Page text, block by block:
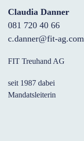
Claudia Danner
081 720 40 66
c.danner@fit-ag.com
FIT Treuhand AG
seit 1987 dabei
Mandatsleiterin